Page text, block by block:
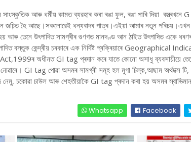
সাংস্কৃতিক আৰু ধৰ্মীয় কামত ব্যৱহাৰ কৰা ৰঙা ফুল, ৰঙা পাৰি দিয়া বস্ত্ৰখনে
জঢ়িত হৈ আছে।সকলোৱেই ধন্যবাদৰ পাত্ৰ।এইয়া আমাৰ নতুন
আৰু তেনে উৎপাদিত সামগ্ৰীৰ গুণগত মানদণ্ড আন ঠাইত উৎপাদিত একে
বস্তুক কেন্দ্ৰীয় চৰকাৰে এক নিৰ্দিষ্ট প্ৰক্ৰিয়াৰে Geographical
অধীনত GI tag প্ৰদান কৰে যাতে কোনো অসাধু ব্যবসায়ীয়ে তেনে
GI tag পোৱা অসমৰ সামগ্ৰী সমূহ হল মুগা চিল্ক,আছাম অৰ্থদক্স
নেমু, চকোৱা চাউল আৰু শেহতীয়াকৈ GI tag প্ৰদান কৰা হয় অসমৰ
Whatsapp Facebook